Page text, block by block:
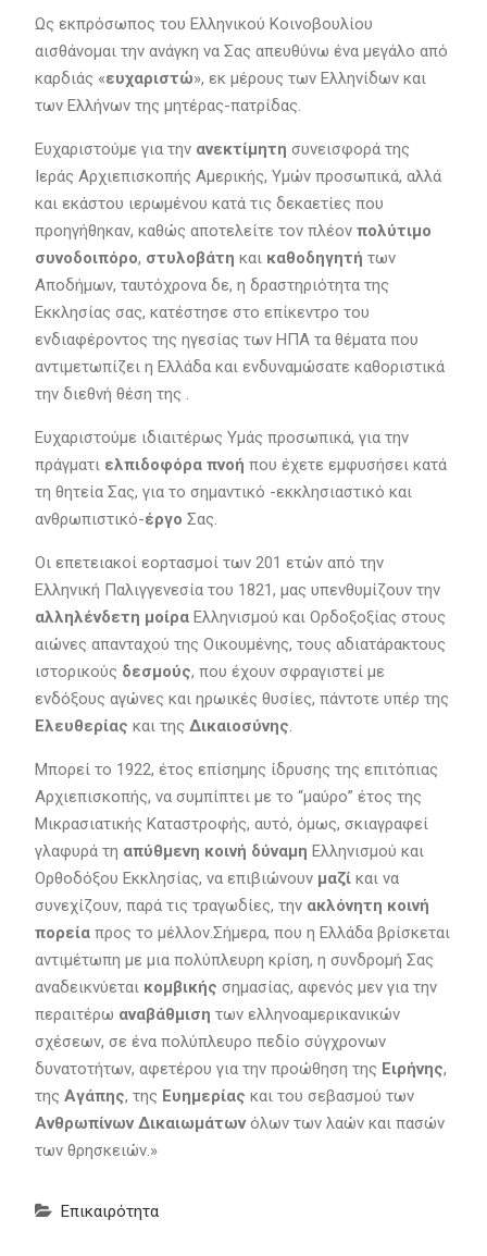
Ως εκπρόσωπος του Ελληνικού Κοινοβουλίου
αισθάνομαι την ανάγκη να Σας απευθύνω ένα μεγάλο από
καρδιάς «ευχαριστώ», εκ μέρους των Ελληνίδων και
των Ελλήνων της μητέρας-πατρίδας.
Ευχαριστούμε για την ανεκτίμητη συνεισφορά της
Ιεράς Αρχιεπισκοπής Αμερικής, Υμών προσωπικά, αλλά
και εκάστου ιερωμένου κατά τις δεκαετίες που
προηγήθηκαν, καθώς αποτελείτε τον πλέον πολύτιμο
συνοδοιπόρο, στυλοβάτη και καθοδηγητή των
Αποδήμων, ταυτόχρονα δε, η δραστηριότητα της
Εκκλησίας σας, κατέστησε στο επίκεντρο του
ενδιαφέροντος της ηγεσίας των ΗΠΑ τα θέματα που
αντιμετωπίζει η Ελλάδα και ενδυναμώσατε καθοριστικά
την διεθνή θέση της .
Ευχαριστούμε ιδιαιτέρως Υμάς προσωπικά, για την
πράγματι ελπιδοφόρα πνοή που έχετε εμφυσήσει κατά
τη θητεία Σας, για το σημαντικό -εκκλησιαστικό και
ανθρωπιστικό-έργο Σας.
Οι επετειακοί εορτασμοί των 201 ετών από την
Ελληνική Παλιγγενεσία του 1821, μας υπενθυμίζουν την
αλληλένδετη μοίραΕλληνισμού και Ορδοξοξίας στους
αιώνες απανταχού της Οικουμένης, τους αδιατάρακτους
ιστορικούς δεσμούς, που έχουν σφραγιστεί με
ενδόξους αγώνες και ηρωικές θυσίες, πάντοτε υπέρ της
Ελευθερίας και της Δικαιοσύνης.
Μπορεί το 1922, έτος επίσημης ίδρυσης της επιτόπιας
Αρχιεπισκοπής, να συμπίπτει με το “μαύρο” έτος της
Μικρασιατικής Καταστροφής, αυτό, όμως, σκιαγραφεί
γλαφυρά τη απύθμενη κοινή δύναμη Ελληνισμού και
Ορθοδόξου Εκκλησίας, να επιβιώνουν μαζί και να
συνεχίζουν, παρά τις τραγωδίες, την ακλόνητη κοινή
πορείαπρος το μέλλον.Σήμερα, που η Ελλάδα βρίσκεται
αντιμέτωπη με μια πολύπλευρη κρίση, η συνδρομή Σας
αναδεικνύεται κομβικής σημασίας, αφενός μεν για την
περαιτέρω αναβάθμιση των ελληνοαμερικανικών
σχέσεων, σε ένα πολύπλευρο πεδίο σύγχρονων
δυνατοτήτων, αφετέρου για την προώθηση της Ειρήνης,
της Αγάπης, της Ευημερίας και του σεβασμού των
Ανθρωπίνων Δικαιωμάτωνόλων των λαών και πασών
των θρησκειών.»
Επικαιρότητα